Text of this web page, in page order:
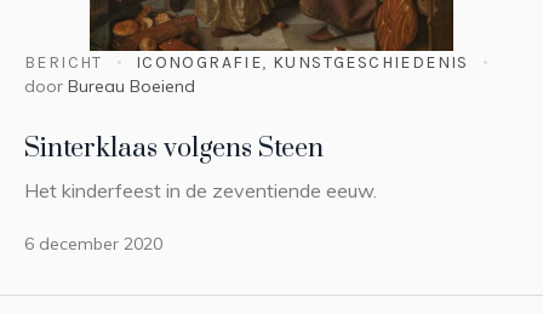
BERICHT ICONOGRAFIE, KUNSTGESCHIEDENIS
door Bureau Boeiend
Sinterklaas volgens Steen
Het kinderfeest in de zeventiende eeuw.
6 december 2020